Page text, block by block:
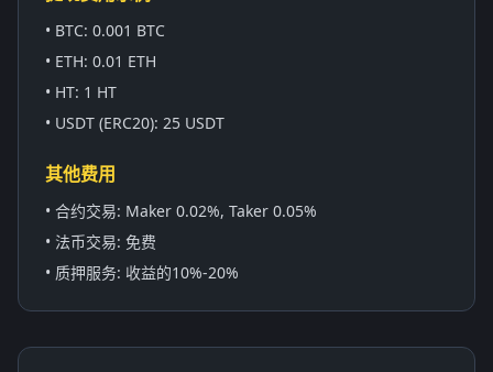
• BTC: 0.001 BTC
• ETH: 0.01 ETH
• HT: 1 HT
• USDT (ERC20): 25 USDT
其他费用
• 合约交易: Maker 0.02%, Taker 0.05%
• 法币交易: 免费
• 质押服务: 收益的10%-20%